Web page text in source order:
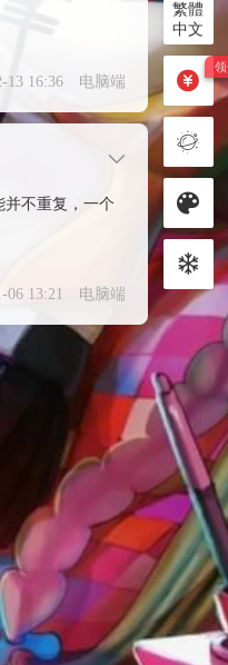
13 16:36 电脑端
并不重复，一个
06 13:21 电脑端
繁體
中文